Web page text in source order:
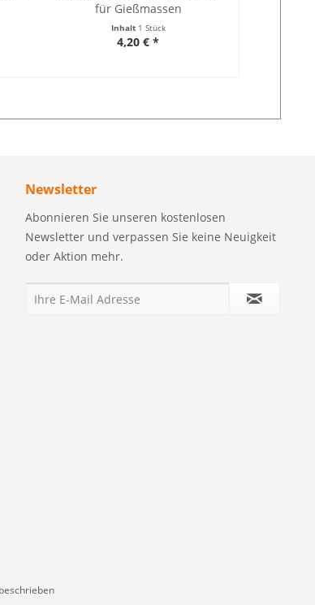
für Gießmassen
Inhalt 1 Stück
4,20 € *
Newsletter
Abonnieren Sie unseren kostenlosen
Newsletter und verpassen Sie keine Neuigkeit
oder Aktion mehr.